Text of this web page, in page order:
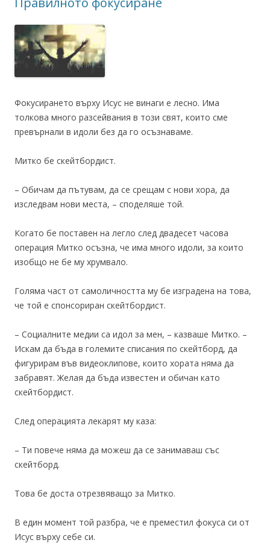
Фокусирането върху Исус не винаги е лесно. Има
толкова много разсейвания в този свят, които сме
превърнали в идоли без да го осъзнаваме.
Митко бе скейтбордист.
– Обичам да пътувам, да се срещам с нови хора, да
изследвам нови места, – споделяше той.
Когато бе поставен на легло след двадесет часова
операция Митко осъзна, че има много идоли, за които
изобщо не бе му хрумвало.
Голяма част от самоличността му бе изградена на това,
че той е спонсориран скейтбордист.
– Социалните медии са идол за мен, – казваше Митко. –
Искам да бъда в големите списания по скейтборд, да
фигурирам във видеоклипове, които хората няма да
забравят. Желая да бъда известен и обичан като
скейтбордист.
След операцията лекарят му каза:
– Ти повече няма да можеш да се занимаваш със
скейтборд.
Това бе доста отрезвяващо за Митко.
В един момент той разбра, че е преместил фокуса си от
Исус върху себе си.